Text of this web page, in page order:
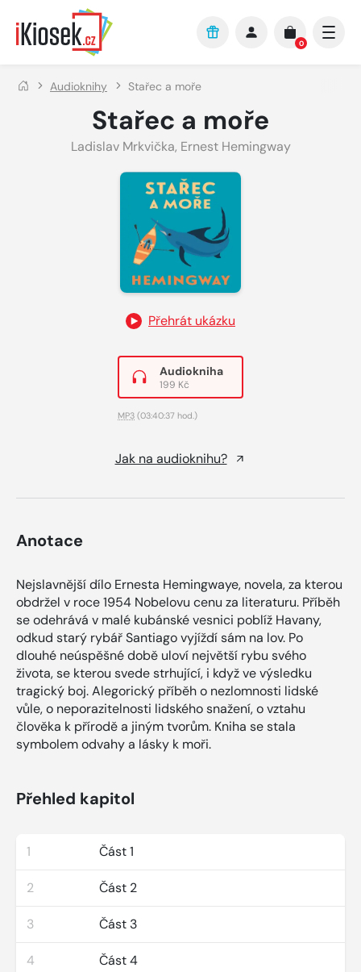
Přejít na hlavní obsah
0
Audioknihy Stařec a moře
Stařec a moře
Ladislav Mrkvička, Ernest Hemingway
Přehrát ukázku
Audiokniha
199 Kč
MP3 (03:40:37 hod.)
Jak na audioknihu?
Anotace
Nejslavnější dílo Ernesta Hemingwaye, novela, za kterou
obdržel v roce 1954 Nobelovu cenu za literaturu. Příběh
se odehrává v malé kubánské vesnici poblíž Havany,
odkud starý rybář Santiago vyjíždí sám na lov. Po
dlouhé neúspěšné době uloví největší rybu svého
života, se kterou svede strhující, i když ve výsledku
tragický boj. Alegorický příběh o nezlomnosti lidské
vůle, o neporazitelnosti lidského snažení, o vztahu
člověka k přírodě a jiným tvorům. Kniha se stala
symbolem odvahy a lásky k moři.
Přehled kapitol
1 Část 1
2 Část 2
3 Část 3
4 Část 4